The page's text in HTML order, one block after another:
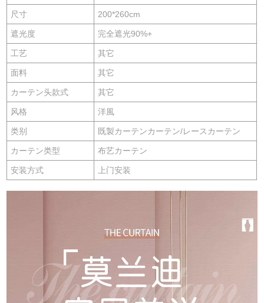
尺寸 200*260cm
遮光度 完全遮光90%+
工艺 其它
面料 其它
カーテン头款式 其它
风格 洋風
类别 既製カーテンカーテン/レースカーテン
カーテン类型 布艺カーテン
安装方式 上门安装